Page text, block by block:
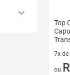
Top
7x de
7
ou